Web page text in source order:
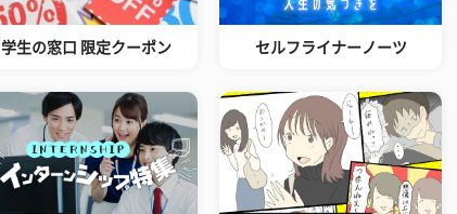
学生の窓口 限定クーポン セルフライナーノーツ